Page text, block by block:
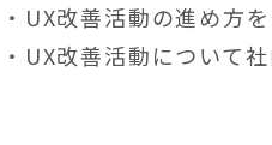
・UX改善活動の進め方
・UX改善活動について